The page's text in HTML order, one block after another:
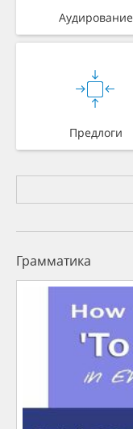
Аудирование
Предлоги
Грамматика